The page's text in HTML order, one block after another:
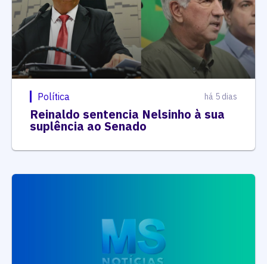
Política há 5 dias
Reinaldo sentencia Nelsinho à sua
suplência ao Senado